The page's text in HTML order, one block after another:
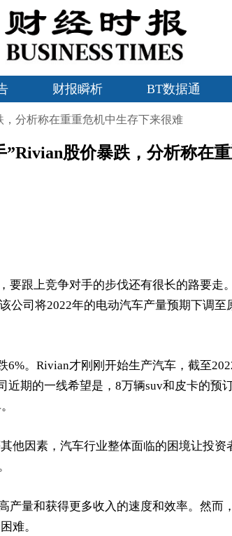
财报瞬析 BT数据通
，分析称在重重危机中生存下来很难
”Rivian股价暴跌，分析称在
要跟上竞争对手的步伐还有很长的路要走
公司将2022年的电动汽车产量预期下调至
6%。 Rivian才刚刚开始生产汽车，截至
近期的一线希望是， 8万辆suv和皮卡的预
他因素，汽车行业整体面临的困境让投资
产量和获得更多收入的速度和效率。然而
难。